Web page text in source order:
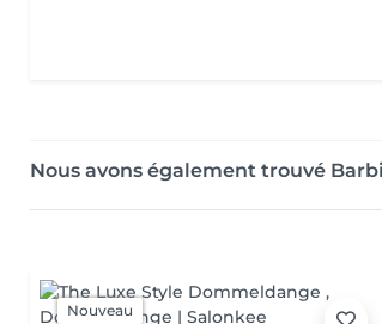
Nous avons également trouvé
Nouveau